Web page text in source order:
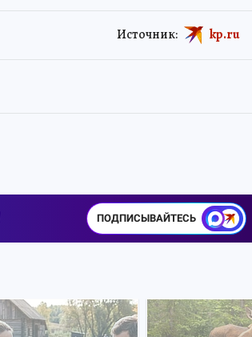
Источник: kp.ru
ПОДПИСЫВАЙТЕСЬ